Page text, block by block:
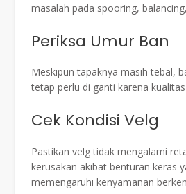
masalah pada spooring,
Periksa Umur Ban
Meskipun tapaknya masih tebal,
tetap perlu di ganti karena
Cek Kondisi Velg
Pastikan velg tidak mengalami
kerusakan akibat benturan keras
memengaruhi kenyamanan